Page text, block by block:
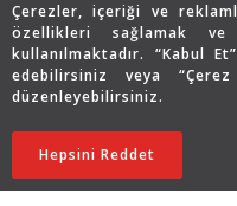
Çerezler, içeriği ve
özellikleri sağlamak
kullanılmaktadır. “Kabul
edebilirsiniz veya
düzenleyebilirsiniz.
Hepsini Reddet
43.687 TL
30.548TL
Copyright © 2026 Assos